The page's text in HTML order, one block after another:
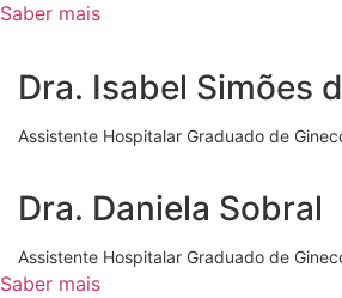
Saber mais
Dra. Isabel Simões
Assistente Hospitalar Graduado de
Dra. Daniela Sobral
Assistente Hospitalar Graduado de
Saber mais